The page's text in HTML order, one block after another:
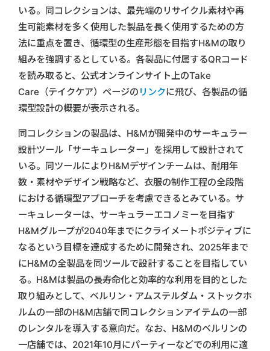
いる。同コレクションは、最先端のリサイクル素材や再
生可能素材を多く使用した製品を長く使用するための方
法に重点を置き、循環型の生産形態を目指すH&Mの取り
組みを強調するとしている。各製品に付属するQRコード
を読み取ると、公式オンラインサイト上のTake
Care（テイクケア）ページの リンクに飛び、各製品の循
環型設計の概要が表示される。
同コレクションの製品は、H&Mが開発中のサーキュラー
設計ツール「サーキュレーター」を採用して設計されて
いる。同ツールによりH&Mデザインチームは、耐用年
数・素材やデザイン戦略など、衣服の制作工程の全段階
における循環型アプローチを考慮できるとみている。サ
ーキュレーターは、サーキュラーエコノミーを目指す
H&Mグループが2040年までにクライメートポジティブに
なるという目標を達成するために開発され、2025年まで
にH&Mの全製品を同ツールで設計することを目指してい
る。H&Mは製品の長寿命化と効率的な利用を目的とした
取り組みとして、ベルリン・アムステルダム・ストックホ
ルムの一部のH&M店舗で同コレクションアイテムの一部
のレンタルを導入する意向だ。なお、H&Mのベルリンの
一店舗では、2021年10月にパーティーなどでの利用に適